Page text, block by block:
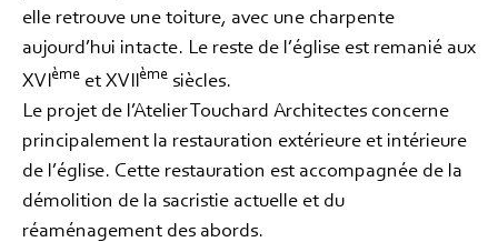
elle retrouve une toiture, avec une charpente
aujourd’hui intacte. Le reste de l’église est remanié aux
XVIème et XVIIème siècles.
Le projet de l’Atelier Touchard Architectes concerne
principalement la restauration extérieure et intérieure
de l’église. Cette restauration est accompagnée de la
démolition de la sacristie actuelle et du
réaménagement des abords.